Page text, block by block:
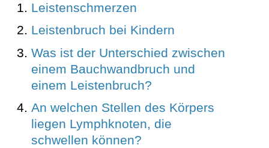
Leistenschmerzen
Leistenbruch bei Kindern
Was ist der Unterschied zwischen
einem Bauchwandbruch und
einem Leistenbruch?
An welchen Stellen des Körpers
liegen Lymphknoten, die
schwellen können?